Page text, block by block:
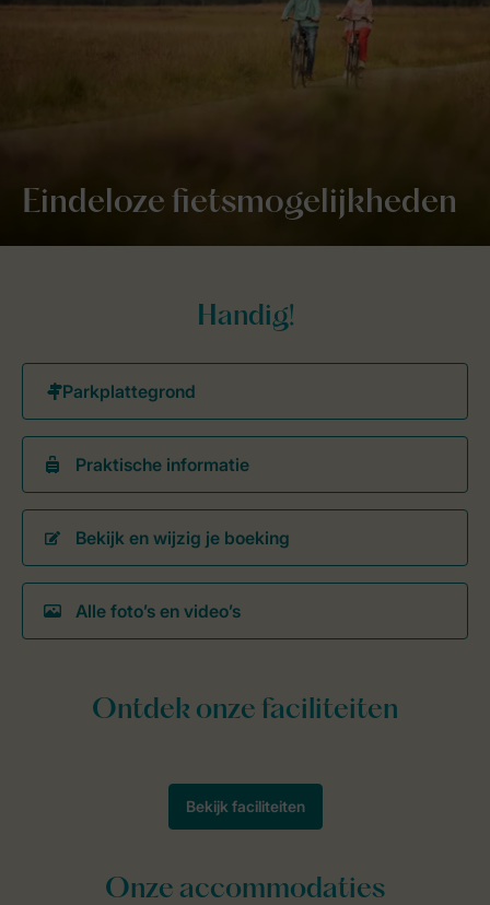
Eindeloze fietsmogelijkheden
Handig!
Praktische informatie
Bekijk en wijzig je boeking
Alle foto’s en video’s
Onze accommodaties